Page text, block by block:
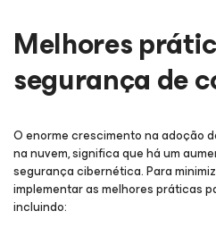
Melhores
segurança de
O enorme crescimento na adoção
na nuvem, significa que há um
segurança cibernética. Para
implementar as melhores práticas
incluindo: